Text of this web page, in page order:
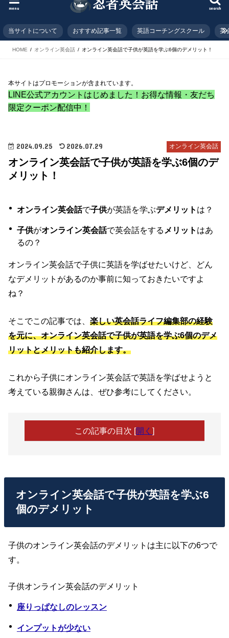
search
menu
当サイトについて おすすめ記事一覧 英語コーチングスクール 英
HOME オンライン英会話 オンライン英会話で子供が英語を学ぶ6個のデメリット！
本サイトはプロモーションが含まれています。
LINE公式アカウントはじめました！お得な情報・友だち
限定クーポン配信中！
オンライン英会話
2024.09.25 2026.07.29
オンライン英会話で子供が英語を学ぶ6個のデ
メリット！
オンライン英会話で子供が英語を学ぶデメリット は？
子供がオンライン英会話で英会話をする メリット はあ
るの？
オンライン英会話で子供に英語を学ばせたいけど、どん
なデメリットがあるのか事前に知っておきたいですよ
ね？
そこでこの記事では、楽しい英会話ライフ編集部の経験
を元に、オンライン英会話で子供が英語を学ぶ6個のデメ
リットとメリットも紹介します。
これから子供にオンライン英会話で英語を学ばせようと
考えている親御さんは、ぜひ参考にしてください。
この記事の目次 [開く ]
オンライン英会話で子供が英語を学ぶ6
個のデメリット
子供のオンライン英会話のデメリットは主に以下の6つで
す。
子供オンライン英会話のデメリット
座りっぱなしのレッスン
インプットが少ない